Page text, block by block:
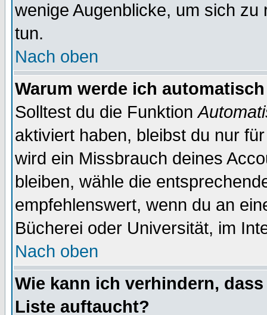
wenige Augenblicke, um sich
tun.
Nach oben
Warum werde ich
Solltest du die Funktion
aktiviert haben, bleibst du nur
wird ein Missbrauch deines
bleiben, wähle die
empfehlenswert, wenn du an
Bücherei oder Universität, im
Nach oben
Wie kann ich verhindern,
Liste auftaucht?